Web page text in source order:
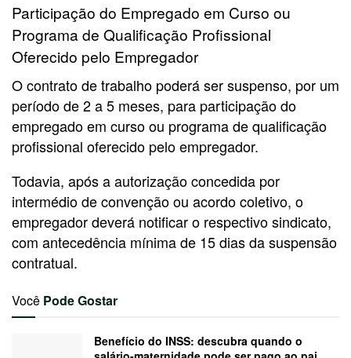
Participação do Empregado em Curso ou
Programa de Qualificação Profissional
Oferecido pelo Empregador
O contrato de trabalho poderá ser suspenso, por um
período de 2 a 5 meses, para participação do
empregado em curso ou programa de qualificação
profissional oferecido pelo empregador.
Todavia, após a autorização concedida por
intermédio de convenção ou acordo coletivo, o
empregador deverá notificar o respectivo sindicato,
com antecedência mínima de 15 dias da suspensão
contratual.
Você Pode Gostar
Benefício do INSS: descubra quando o